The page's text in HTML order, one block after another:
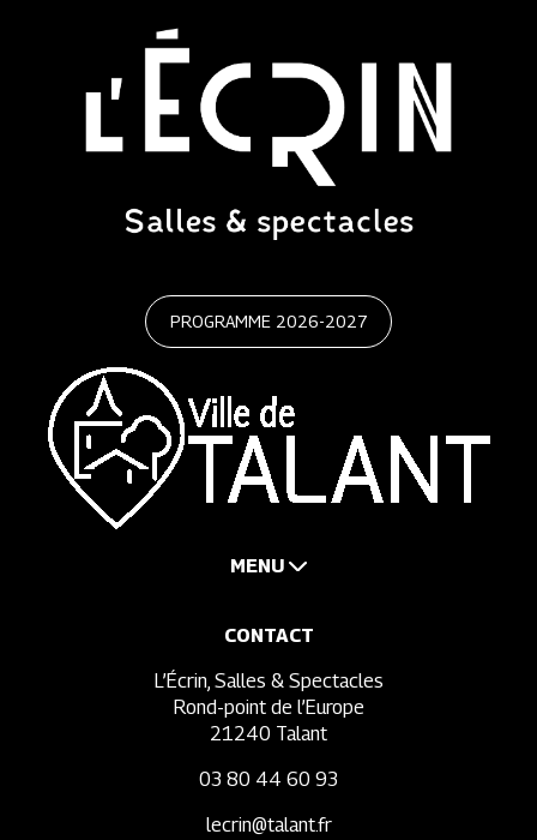
PROGRAMME 2026-2027
MENU
CONTACT
L’Écrin, Salles & Spectacles
Rond-point de l’Europe
21240 Talant
03 80 44 60 93
lecrin@talant.fr